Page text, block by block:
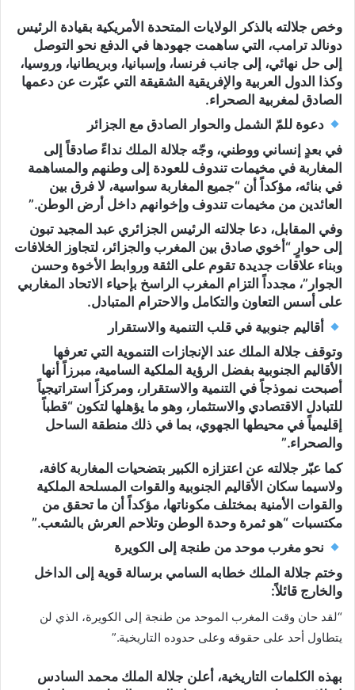
وخص جلالته بالذكر الولايات المتحدة الأمريكية بقيادة الرئيس
دونالد ترامب، التي ساهمت جهودها في الدفع نحو التوصل
إلى حل نهائي، إلى جانب فرنسا، وإسبانيا، وبريطانيا، وروسيا،
وكذا الدول العربية والإفريقية الشقيقة التي عبّرت عن دعمها
الصادق لمغربية الصحراء.
دعوة للمّ الشمل والحوار الصادق مع الجزائر
في بعدٍ إنساني ووطني، وجّه جلالة الملك نداءً صادقاً إلى
المغاربة في مخيمات تندوف للعودة إلى وطنهم والمساهمة
في بنائه، مؤكداً أن “جميع المغاربة سواسية، لا فرق بين
العائدين من مخيمات تندوف وإخوانهم داخل أرض الوطن.”
وفي المقابل، دعا جلالته الرئيس الجزائري عبد المجيد تبون
إلى حوارٍ “أخوي صادق بين المغرب والجزائر، لتجاوز الخلافات
وبناء علاقات جديدة تقوم على الثقة وروابط الأخوة وحسن
الجوار”، مجدداً التزام المغرب الراسخ بإحياء الاتحاد المغاربي
على أسس التعاون والتكامل والاحترام المتبادل.
أقاليم جنوبية في قلب التنمية والاستقرار
وتوقف جلالة الملك عند الإنجازات التنموية التي تعرفها
الأقاليم الجنوبية بفضل الرؤية الملكية السامية، مبرزاً أنها
أصبحت نموذجاً في التنمية والاستقرار، ومركزاً استراتيجياً
للتبادل الاقتصادي والاستثمار، وهو ما يؤهلها لتكون “قطباً
إقليمياً في محيطها الجهوي، بما في ذلك منطقة الساحل
والصحراء.”
كما عبّر جلالته عن اعتزازه الكبير بتضحيات المغاربة كافة،
ولاسيما سكان الأقاليم الجنوبية والقوات المسلحة الملكية
والقوات الأمنية بمختلف مكوناتها، مؤكداً أن ما تحقق من
مكتسبات “هو ثمرة وحدة الوطن وتلاحم العرش بالشعب.”
نحو مغرب موحد من طنجة إلى الكويرة
وختم جلالة الملك خطابه السامي برسالة قوية إلى الداخل
والخارج قائلاً:
“لقد حان وقت المغرب الموحد من طنجة إلى الكويرة، الذي لن
يتطاول أحد على حقوقه وعلى حدوده التاريخية.”
بهذه الكلمات التاريخية، أعلن جلالة الملك محمد السادس